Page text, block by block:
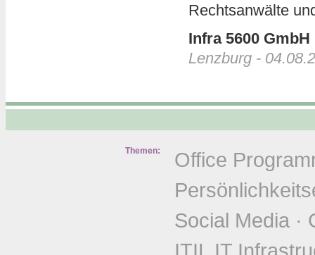
Rechtsanwälte
Infra 5600 GmbH
Lenzburg -
Themen:
Office
Social Media ·